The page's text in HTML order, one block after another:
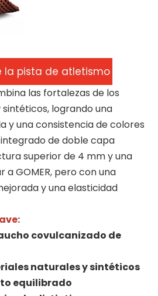
la pista de atletismo
GODERlas fortalezas de los
logrando una
y una consistencia de colores
de doble capa
superior de 4 mm y una
a GOMER, pero con una
y una elasticidad
covulcanizado de
naturales y sintéticos
equilibrado